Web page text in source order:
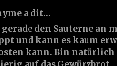
a dit…
gerade den Sauterne an
und kann es kaum
kann. Bin